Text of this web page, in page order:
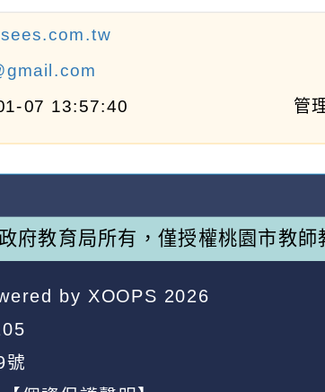
07 13:57:40 管
府教育局所有，僅授權桃園市教師
by XOOPS 2026
號